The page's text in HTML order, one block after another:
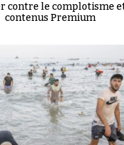
contre le complotisme
contenus Premium